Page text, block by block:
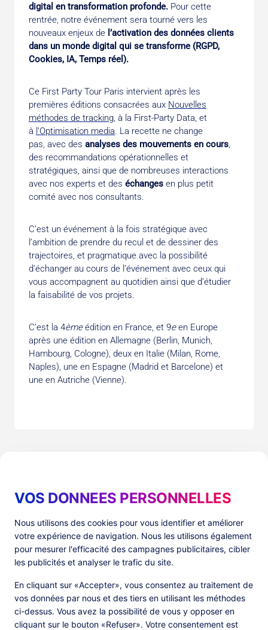
VOS DONNEES PERSONNELLES
Nous utilisons des cookies pour vous identifier et améliorer
votre expérience de navigation. Nous les utilisons également
pour mesurer l'efficacité des campagnes publicitaires, cibler
les publicités et analyser le trafic du site.
En cliquant sur «Accepter», vous consentez au traitement de
vos données par nous et des tiers en utilisant les méthodes
ci-dessus. Vous avez la possibilité de vous y opposer en
cliquant sur le bouton «Refuser». Votre consentement est
digital en transformation profonde. Pour cette
rentrée, notre événement sera tourné vers les
nouveaux enjeux de l’activation des données clients
dans un monde digital qui se transforme (RGPD,
Cookies, IA, Temps réel).
Ce First Party Tour Paris intervient après les
premières éditions consacrées aux Nouvelles
méthodes de tracking, à la First-Party Data, et
à l’Optimisation media. La recette ne change
pas, avec des analyses des mouvements en cours,
des recommandations opérationnelles et
stratégiques, ainsi que de nombreuses interactions
avec nos experts et des échanges en plus petit
comité avec nos consultants.
C’est un événement à la fois stratégique avec
l’ambition de prendre du recul et de dessiner des
trajectoires, et pragmatique avec la possibilité
d’échanger au cours de l’événement avec ceux qui
vous accompagnent au quotidien ainsi que d’étudier
la faisabilité de vos projets.
C’est la 4èmeédition en France, et 9een Europe
après une édition en Allemagne (Berlin, Munich,
Hambourg, Cologne), deux en Italie (Milan, Rome,
Naples), une en Espagne (Madrid et Barcelone) et
une en Autriche (Vienne).
Produits
PlatformX Server-Side Tracking
Adloop Media Optimisation
PlatformX Real Time CDP
Ressources
The ⚛ Quantum Lounge
Customer Stories
Fiches Produits
Société
Data Centers in